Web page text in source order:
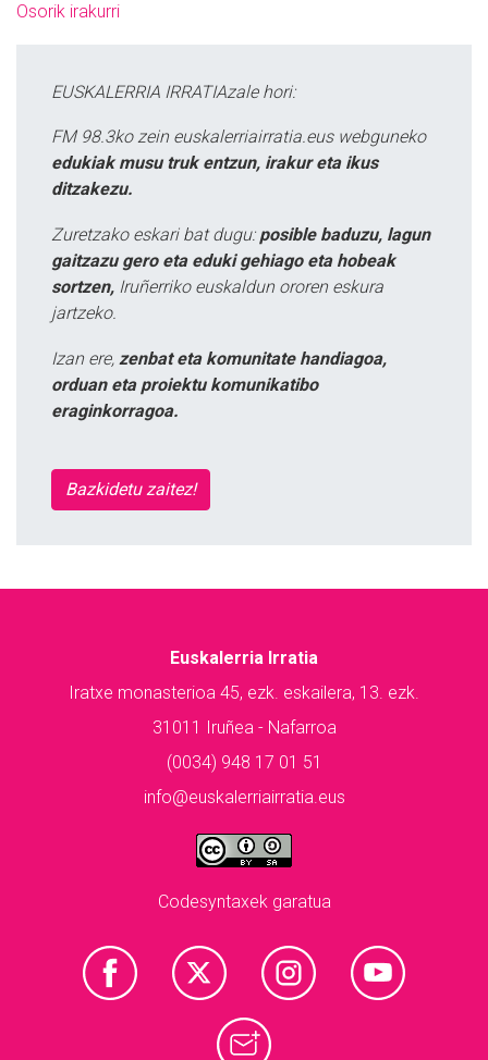
Osorik irakurri
EUSKALERRIA IRRATIAzale hori:
FM 98.3ko zein euskalerriairratia.eus webguneko
edukiak musu truk entzun, irakur eta ikus
ditzakezu.
Zuretzako eskari bat dugu: posible baduzu, lagun
gaitzazu gero eta eduki gehiago eta hobeak
sortzen, Iruñerriko euskaldun ororen eskura
jartzeko.
Izan ere, zenbat eta komunitate handiagoa,
orduan eta proiektu komunikatibo
eraginkorragoa.
Bazkidetu zaitez!
Euskalerria Irratia
Iratxe monasterioa 45, ezk. eskailera, 13. ezk.
31011 Iruñea - Nafarroa
(0034) 948 17 01 51
info@euskalerriairratia.eus
Codesyntaxek garatua